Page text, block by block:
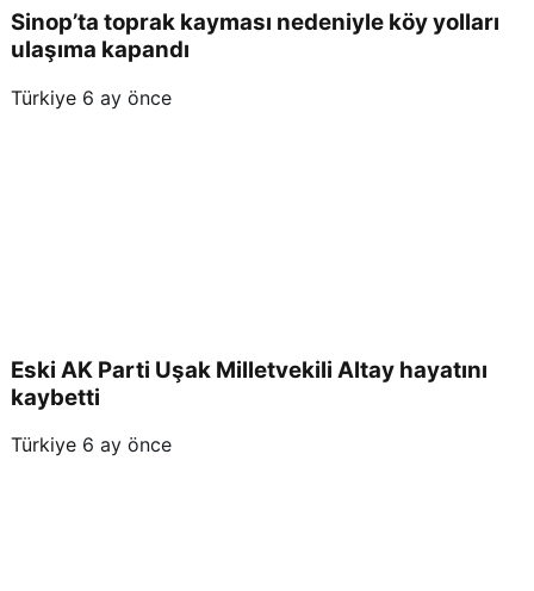
Sinop’ta toprak kayması nedeniyle köy yolları
ulaşıma kapandı
Türkiye 6 ay önce
Eski AK Parti Uşak Milletvekili Altay hayatını
kaybetti
Türkiye 6 ay önce